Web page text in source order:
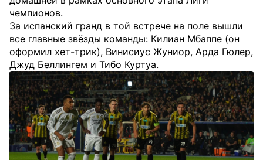
чемпионов.
За испанский гранд в той встрече на поле вышли
все главные звёзды команды: Килиан Мбаппе (он
оформил хет-трик), Винисиус Жуниор, Арда Гюлер,
Джуд Беллингем и Тибо Куртуа.